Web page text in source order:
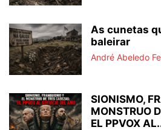
As cunetas
baleirar
André Abeledo
SIONISMO,
MONSTRUO
EL PPVOX